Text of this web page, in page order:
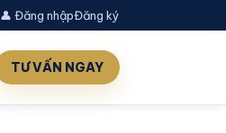
👤 Đăng nhậpĐăng ký
TƯ VẤN NGAY